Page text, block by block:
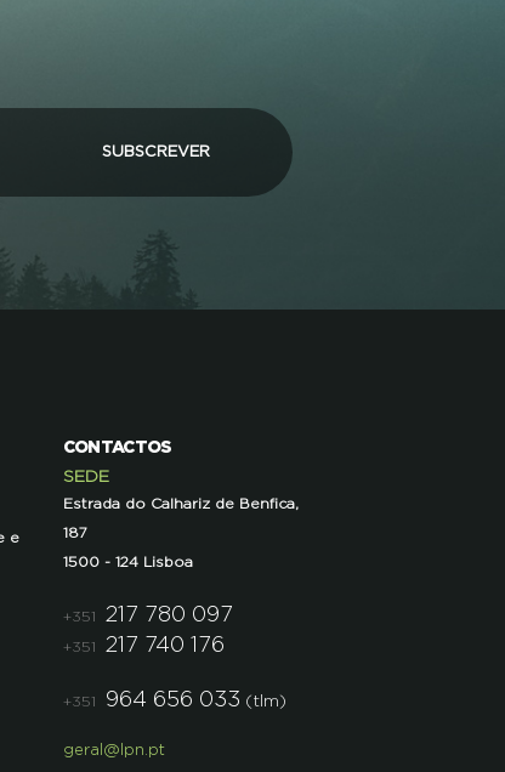
SUBSCREVER
e
CONTACTOS
SEDE
Estrada do Calhariz de Benfica,
187
1500 - 124 Lisboa
+351 217 780 097
+351 217 740 176
+351 964 656 033 (tlm)
geral@lpn.pt